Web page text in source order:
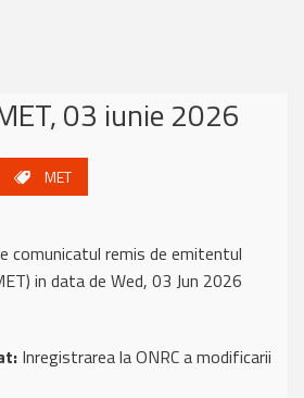
03 iunie 2026
MET
comunicatul remis de emitentul
in data de Wed, 03 Jun 2026
Inregistrarea la ONRC a modificarii